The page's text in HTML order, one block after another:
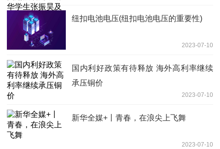
纽扣电池电压(纽扣电池电压的重要性)
2023-07-10
国内利好政策有待释放 海外高利率继续
承压铜价
2023-07-10
新华全媒+丨青春，在浪尖上飞舞
2023-07-10